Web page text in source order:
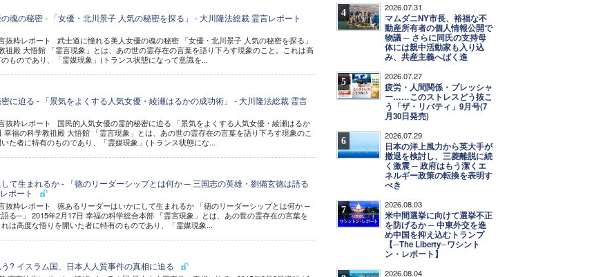
魂の秘密 - 「女優・北川景子 人気の秘密を探る」 - 大川隆法総裁 霊言レポート
粋レポート 武士道に憧れる美人女優の魂の秘密 「女優・北川景子 人気の秘密を探る」
祖殿 大悟館 「霊言現象」とは、あの世の霊存在の言葉を語り下ろす現象のこと。これは高
ものであり、「霊媒現象」(トランス状態になって意識を...
に迫る - 「景気をよくする人気女優・綾瀬はるかの成功術」 - 大川隆法総裁 霊言
粋レポート 国民的人気女優の霊的秘密に迫る 「景気をよくする人気女優・綾瀬はるか
幸福の科学教祖殿 大悟館 「霊言現象」とは、あの世の霊存在の言葉を語り下ろす現象のこ
た者に特有のものであり、「霊媒現象」(トランス状態にな...
て生まれるか - 「徳のリーダーシップとは何か ─ 三国志の英雄・劉備玄徳は語る
ポート
抜粋レポート 徳あるリーダーはいかにして生まれるか 「徳のリーダーシップとは何か ─
る─」 2015年2月17日 幸福の科学総合本部 「霊言現象」とは、あの世の霊存在の言葉を
は高度な悟りを開いた者に特有のものであり、「霊媒現象...
? イスラム国、日本人人質事件の真相に迫る
4 2026.07.31
マムダニNY市長、裕福な不
動産所有者の個人情報公開で
物議 ─ さらに同氏の支持母
体には親中活動家も入り込
み、共産主義へばく進
5 2026.07.27
疲労・人間関係・プレッシャ
ー……このストレスどう抜こ
う「ザ・リバティ」9月号(7
月30日発売)
6 2026.07.29
日本の洋上風力から英大手が
撤退を検討し、三菱離脱に続
く激震 ─ 政府はもう潔くエ
ネルギー政策の転換を表明す
べき
7 2026.08.03
米中間選挙に向けて選挙不正
を防げるか ─ 中東外交を進
め中国を抑え込むトランプ
【─The Liberty─ワシント
ン・レポート】
2026.08.04